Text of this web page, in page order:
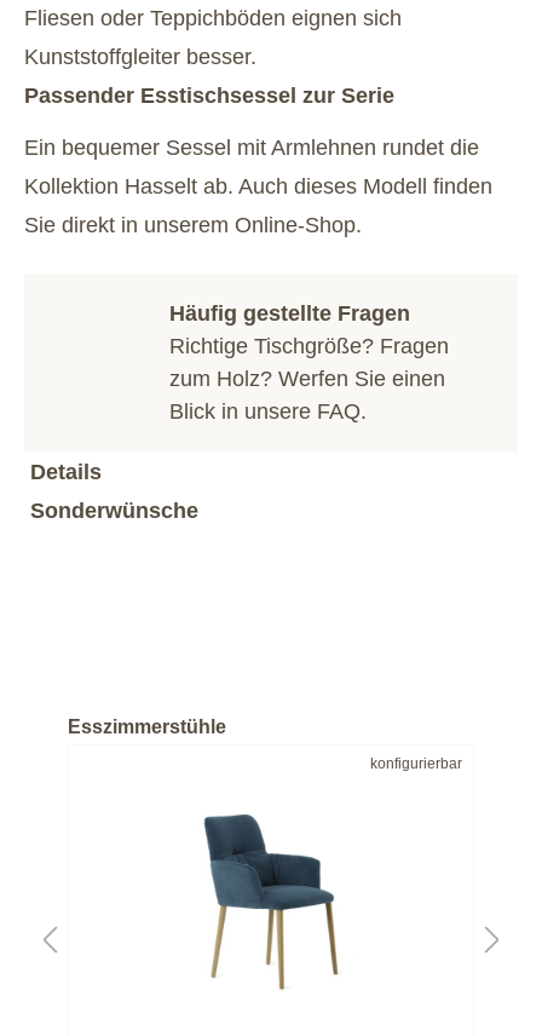
Fliesen oder Teppichböden eignen sich
Kunststoffgleiter besser.
Passender Esstischsessel zur Serie
Ein bequemer Sessel mit Armlehnen rundet die
Kollektion Hasselt ab. Auch dieses Modell finden
Sie direkt in unserem Online-Shop.
Häufig gestellte Fragen
Richtige Tischgröße? Fragen
zum Holz? Werfen Sie einen
Blick in unsere FAQ.
Details
Sonderwünsche
Esszimmerstühle
konfigurierbar